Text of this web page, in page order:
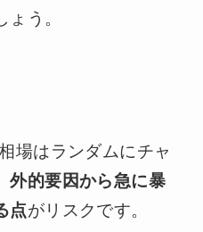
う。
場はランダムにチャ
外的要因から急に暴
点がリスクです。